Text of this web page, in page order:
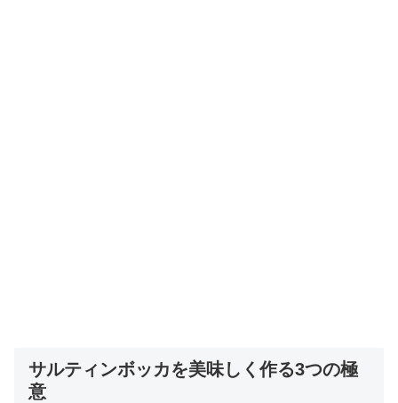
サルティンボッカを美味しく作る3つの極
意